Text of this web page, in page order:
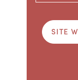
SITE